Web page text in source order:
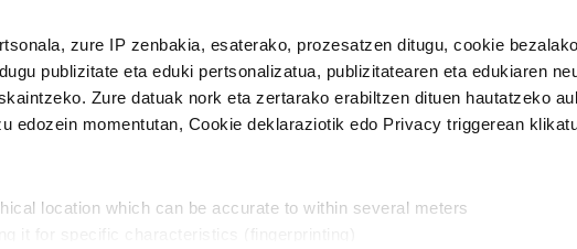
zure IP zenbakia, esaterako, prozesatzen ditugu, cookie
publizitate eta eduki pertsonalizatua, publizitatearen eta edukiaren
Zure datuak nork eta zertarako erabiltzen dituen hautatzeko
edozein momentutan, Cookie deklaraziotik edo Privacy triggerean
location which can be accurate to within several meters
Aniztasun politika Pribatutasun